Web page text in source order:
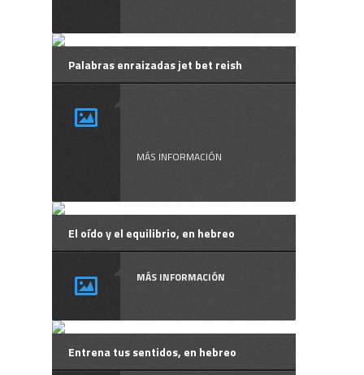
Palabras enraizadas jet bet reish
MÁS INFORMACIÓN
El oído y el equilibrio, en hebreo
MÁS INFORMACIÓN
Entrena tus sentidos, en hebreo